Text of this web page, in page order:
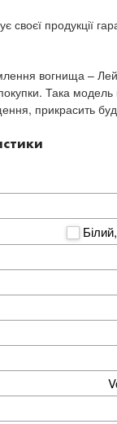
своєї продукції
вогнища –
Така
прикрасить
Білий,